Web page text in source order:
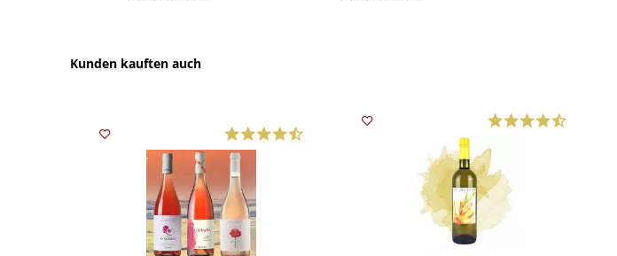
Kunden kauften auch